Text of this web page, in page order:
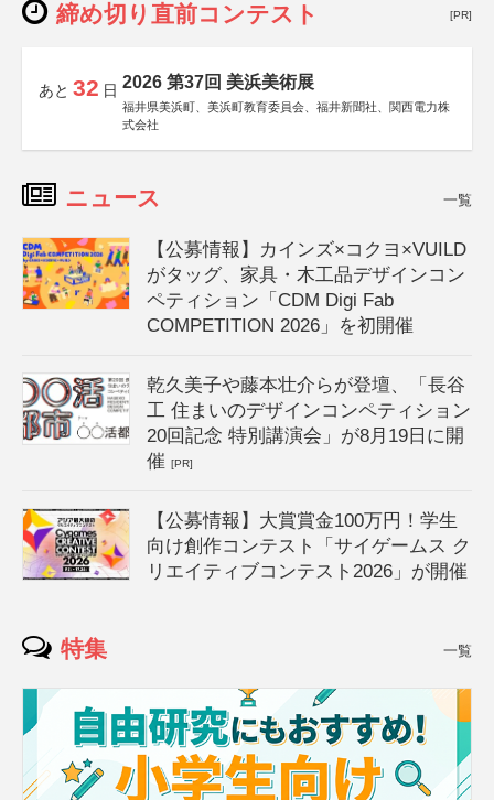
締め切り直前コンテスト [PR]
あと 32 日 2026 第37回 美浜美術展
福井県美浜町、美浜町教育委員会、福井新聞社、関西電力株
式会社
ニュース 一覧
【公募情報】カインズ×コクヨ×VUILD
がタッグ、家具・木工品デザインコン
ペティション「CDM Digi Fab
COMPETITION 2026」を初開催
乾久美子や藤本壮介らが登壇、「長谷
工 住まいのデザインコンペティション
20回記念 特別講演会」が8月19日に開
催[PR]
【公募情報】大賞賞金100万円！学生
向け創作コンテスト「サイゲームス ク
リエイティブコンテスト2026」が開催
特集 一覧